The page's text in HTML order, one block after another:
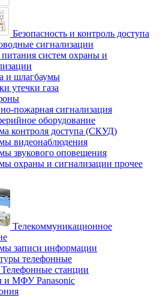
Безопасность и контроль доступа
сигнализации
систем охраны и
и шлагбаумы
утечки газа
пожарная сигнализация
оборудование
контроля доступа (СКУД)
видеонаблюдения
звукового оповещения
охраны и сигнализации прочее
Телекоммуникационное
записи информации
телефонные
станции
и МФУ Panasonic